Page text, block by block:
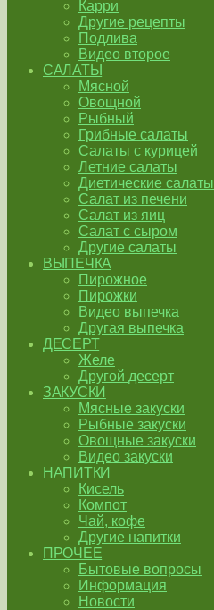
Карри
Другие рецепты
Подлива
Видео второе
САЛАТЫ
Мясной
Овощной
Рыбный
Грибные салаты
Салаты с курицей
Летние салаты
Диетические салаты
Салат из печени
Салат из яиц
Салат с сыром
Другие салаты
ВЫПЕЧКА
Пирожное
Пирожки
Видео выпечка
Другая выпечка
ДЕСЕРТ
Желе
Другой десерт
ЗАКУСКИ
Мясные закуски
Рыбные закуски
Овощные закуски
Видео закуски
НАПИТКИ
Кисель
Компот
Чай, кофе
Другие напитки
ПРОЧЕЕ
Бытовые вопросы
Информация
Новости